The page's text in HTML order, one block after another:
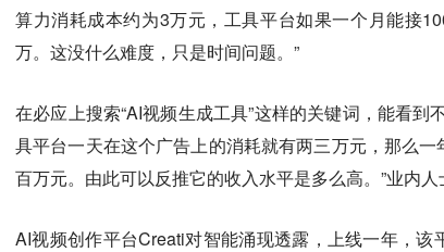
算力消耗成本约为3万元，工具平台如果一个月能接
万。这没什么难度，只是时间问题。”
在必应上搜索“AI视频生成工具”这样的关键词，能看
具平台一天在这个广告上的消耗就有两三万元，那么
百万元。由此可以反推它的收入水平是多么高。”业内人
AI视频创作平台Creati对智能涌现透露，上线一年，